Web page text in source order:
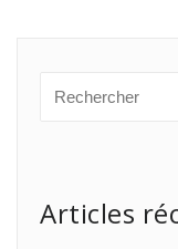
Articles